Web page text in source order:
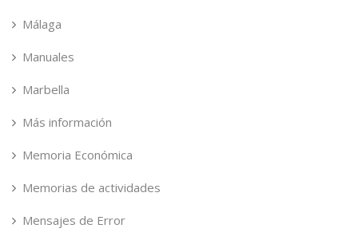
Málaga
Manuales
Marbella
Más información
Memoria Económica
Memorias de actividades
Mensajes de Error